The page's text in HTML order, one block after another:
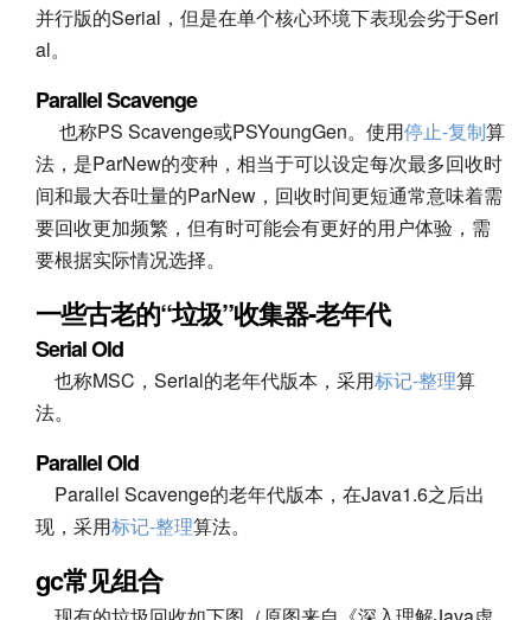
并行版的Serial，但是在单个核心环境下表现会劣于Seri
al。
Parallel Scavenge
也称PS Scavenge或PSYoungGen。使用停止-复制算
法，是ParNew的变种，相当于可以设定每次最多回收时
间和最大吞吐量的ParNew，回收时间更短通常意味着需
要回收更加频繁，但有时可能会有更好的用户体验，需
要根据实际情况选择。
一些古老的“垃圾”收集器-老年代
Serial Old
也称MSC，Serial的老年代版本，采用标记-整理算
法。
Parallel Old
Parallel Scavenge的老年代版本，在Java1.6之后出
现，采用标记-整理算法。
gc常见组合